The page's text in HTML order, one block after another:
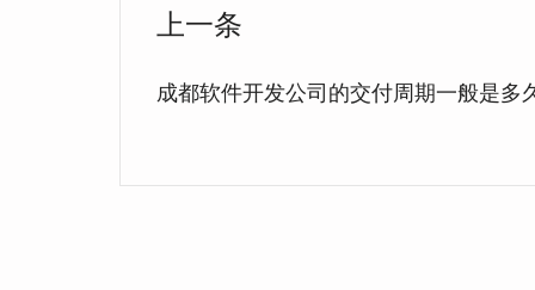
上一条
成都软件开发公司的交付周期一般是多